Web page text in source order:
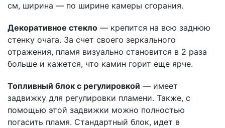
см, ширина — по ширине камеры сгорания.
Декоративное стекло — крепится на всю заднюю
стенку очага. За счет своего зеркального
отражения, пламя визуально становится в 2 раза
больше и кажется, что камин горит еще ярче.
Топливный блок с регулировкой — имеет
задвижку для регулировки пламени. Также, с
помощью этой задвижки можно полностью
погасить пламя. Стандартный блок, идет в